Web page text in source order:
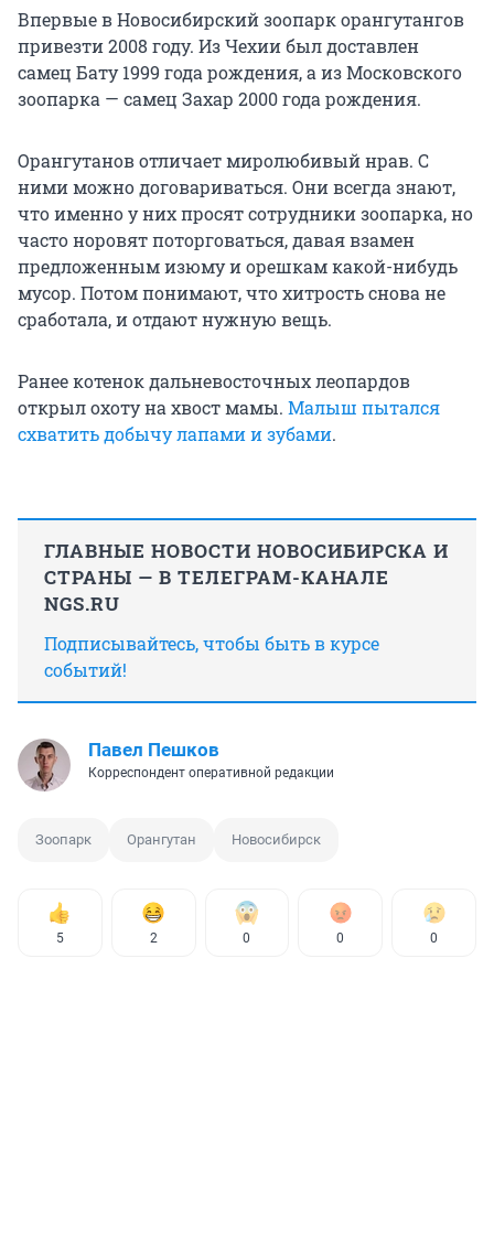
Впервые в Новосибирский зоопарк орангутангов
привезти 2008 году. Из Чехии был доставлен
самец Бату 1999 года рождения, а из Московского
зоопарка — самец Захар 2000 года рождения.
Орангутанов отличает миролюбивый нрав. С
ними можно договариваться. Они всегда знают,
что именно у них просят сотрудники зоопарка, но
часто норовят поторговаться, давая взамен
предложенным изюму и орешкам какой-нибудь
мусор. Потом понимают, что хитрость снова не
сработала, и отдают нужную вещь.
Ранее котенок дальневосточных леопардов
открыл охоту на хвост мамы. Малыш пытался
схватить добычу лапами и зубами.
ГЛАВНЫЕ НОВОСТИ НОВОСИБИРСКА И
СТРАНЫ — В ТЕЛЕГРАМ-КАНАЛЕ
NGS.RU
Подписывайтесь, чтобы быть в курсе
событий!
Павел Пешков
Корреспондент оперативной редакции
Зоопарк Орангутан Новосибирск
5 2 0 0 0